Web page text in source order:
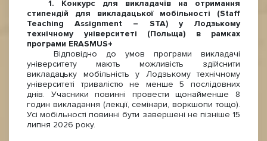
1. Конкурс для викладачів на отримання
стипендій для викладацької мобільності (Staff
Teaching Assignment – STA) у Лодзькому
технічному університеті (Польща) в рамках
програми ERASMUS+
Відповідно до умов програми викладачі
університету мають можливість здійснити
викладацьку мобільність у Лодзькому технічному
університеті тривалістю не менше 5 послідовних
днів. Учасники повинні провести щонайменше 8
годин викладання (лекції, семінари, воркшопи тощо).
Усі мобільності повинні бути завершені не пізніше 15
липня 2026 року.